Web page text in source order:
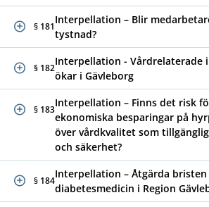
§ 181
Interpellation – Blir
tystnad?
§ 182
Interpellation - Vårdrelaterade
ökar i Gävleborg
§ 183
Interpellation – Finns det risk
ekonomiska besparingar på
över vårdkvalitet som
och säkerhet?
§ 184
Interpellation – Åtgärda
diabetesmedicin i Region